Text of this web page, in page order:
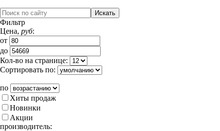
Фильтр
Цена, руб:
от
до
Кол-во на странице:
Сортировать по:
по
Хиты продаж
Новинки
Акции
производитель: